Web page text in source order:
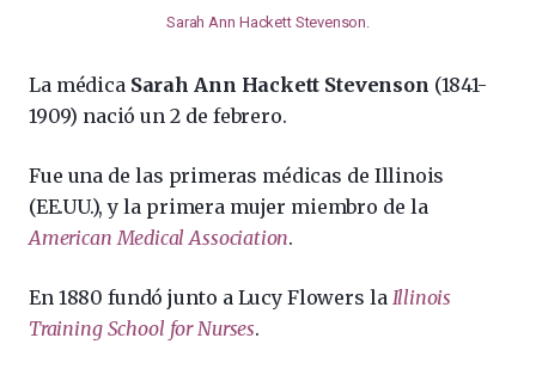
Sarah Ann Hackett Stevenson
La médica Sarah Ann Hackett Stevenson (1841-
1909) nació un 2 de febrero.
Fue una de las primeras médicas de Illinois
(EE.UU.), y la primera mujer miembro de la
American Medical Association.
En 1880 fundó junto a Lucy Flowers la Illinois
Training School for Nurses.